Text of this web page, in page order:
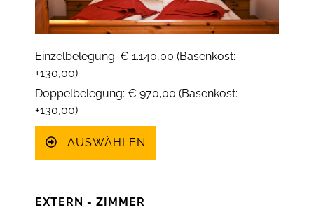
Einzelbelegung: € 1.140,00 (Basenkost:
+130,00)
Doppelbelegung: € 970,00 (Basenkost:
+130,00)
AUSWÄHLEN
EXTERN - ZIMMER